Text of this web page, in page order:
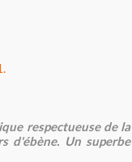
respectueuse de la
d'ébène. Un superbe